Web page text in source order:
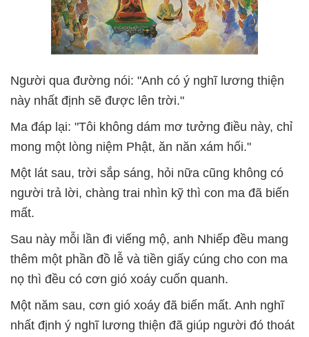
Người qua đường nói: "Anh có ý nghĩ lương thiện
này nhất định sẽ được lên trời."
Ma đáp lại: "Tôi không dám mơ tưởng điều này, chỉ
mong một lòng niệm Phật, ăn năn xám hối."
Một lát sau, trời sắp sáng, hỏi nữa cũng không có
người trả lời, chàng trai nhìn kỹ thì con ma đã biến
mất.
Sau này mỗi lần đi viếng mộ, anh Nhiếp đều mang
thêm một phần đồ lễ và tiền giấy cúng cho con ma
nọ thì đều có cơn gió xoáy cuốn quanh.
Một năm sau, cơn gió xoáy đã biến mất. Anh nghĩ
nhất định ý nghĩ lương thiện đã giúp người đó thoát